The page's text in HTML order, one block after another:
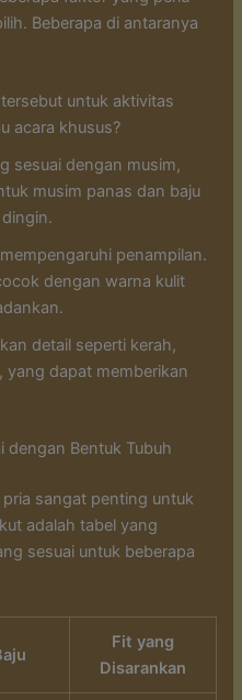
Beberapa di antaranya
untuk aktivitas
acara khusus?
sesuai dengan musim,
musim panas dan baju
penampilan.
dengan warna kulit
detail seperti kerah,
yang dapat memberikan
dengan Bentuk Tubuh
sangat penting untuk
adalah tabel yang
sesuai untuk beberapa
Fit yang
Disarankan